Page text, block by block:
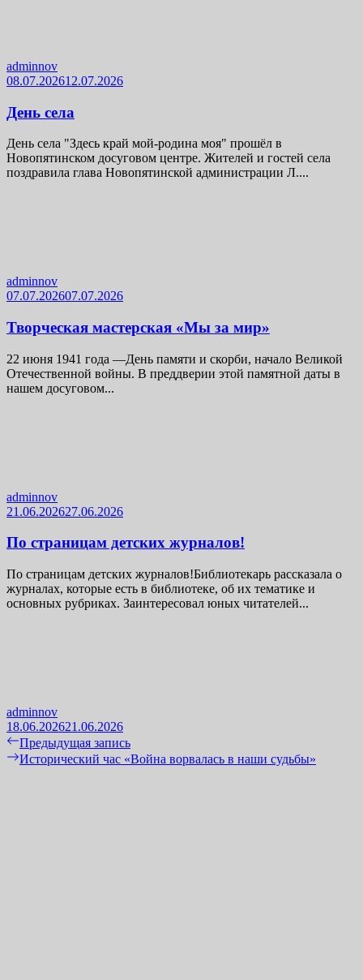
adminnov
08.07.202612.07.2026
День села
День села "Здесь край мой-родина моя" прошёл в
Новопятинском досуговом центре. Жителей и гостей села
поздравила глава Новопятинской администрации Л....
adminnov
07.07.202607.07.2026
Творческая мастерская «Мы за мир»
22 июня 1941 года —День памяти и скорби, начало Великой
Отечественной войны. В преддверии этой памятной даты в
нашем досуговом...
adminnov
21.06.202627.06.2026
По страницам детских журналов!
По страницам детских журналов!Библиотекарь рассказала о
журналах, которые есть в библиотеке, об их тематике и
основных рубриках. Заинтересовал юных читателей...
adminnov
18.06.202621.06.2026
Навигация
по
Previous
post:
Предыдущая запись
Next
Исторический час «Война ворвалась в наши судьбы»